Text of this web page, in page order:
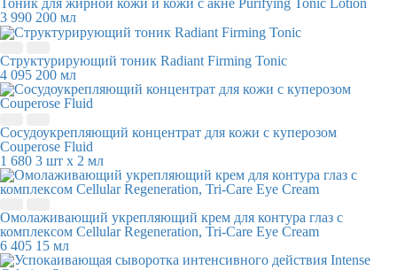
3 990 200 мл
Структурирующий тоник Radiant Firming Tonic
4 095 200 мл
Сосудоукрепляющий концентрат для кожи с куперозом
Couperose Fluid
1 680 3 шт х 2 мл
Омолаживающий укрепляющий крем для контура глаз с
комплексом Cellular Regeneration, Tri-Care Eye Cream
6 405 15 мл